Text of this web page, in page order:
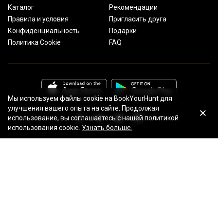
Каталог
Правила и условия
Конфиденциальность
Политика Cookie
Рекомендации
Пригласить друга
Подарки
FAQ
Мы используем файлы cookie на BookYourHunt для
улучшения вашего опыта на сайте. Продолжая
использование, вы соглашаетесь с нашей политикой
использования cookie. Узнать больше.